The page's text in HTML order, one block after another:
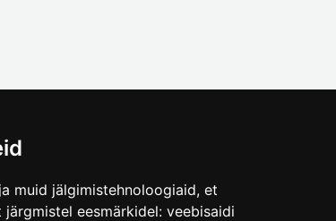
muid jälgimistehnoloogiaid, et
eesmärkidel: veebisaidi